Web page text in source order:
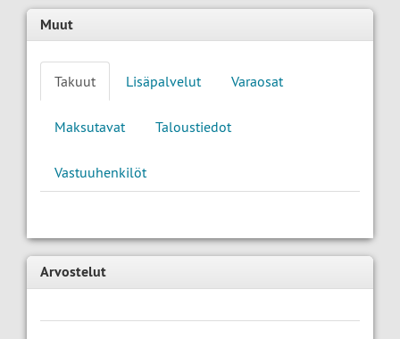
Muut
Takuut Lisäpalvelut Varaosat
Maksutavat Taloustiedot
Vastuuhenkilöt
Arvostelut